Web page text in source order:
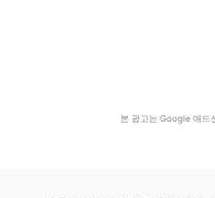
본 광고는 Google 애드